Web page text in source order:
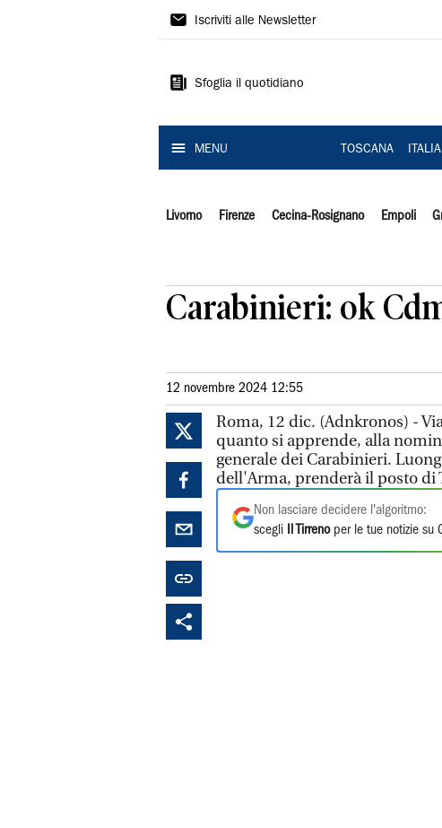
Il
Iscriviti alle Newsletter
Sfoglia il quotidiano
MENU TOSCANA
Livorno Firenze Cecina-Rosignano Empoli
Carabinieri: ok
12 novembre 2024 12:55
Roma, 12 dic. (Adnkronos) -
quanto si apprende, alla
generale dei Carabinieri.
dell'Arma, prenderà il posto di
Non lasciare decidere l'algoritmo:
scegli
Il Tirrenoper le tue notizie su